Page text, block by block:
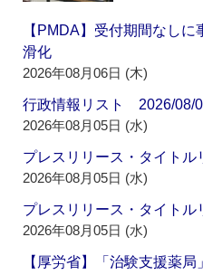
【PMDA】受付期間なし
滑化
2026年08月06日 (木)
行政情報リスト 2026/08/
2026年08月05日 (水)
プレスリリース・タイト
2026年08月05日 (水)
プレスリリース・タイト
2026年08月05日 (水)
【厚労省】「治験支援薬